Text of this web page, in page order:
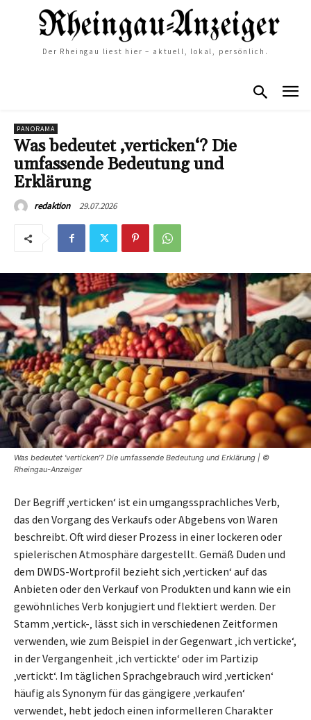
Der Rheingau liest hier – aktuell, lokal, persönlich.
PANORAMA
Was bedeutet ‚verticken‘? Die
umfassende Bedeutung und
Erklärung
redaktion 29.07.2026
Was bedeutet 'verticken'? Die umfassende Bedeutung und Erklärung | ©
Rheingau-Anzeiger
Der Begriff ‚verticken‘ ist ein umgangssprachliches Verb,
das den Vorgang des Verkaufs oder Abgebens von Waren
beschreibt. Oft wird dieser Prozess in einer lockeren oder
spielerischen Atmosphäre dargestellt. Gemäß Duden und
dem DWDS-Wortprofil bezieht sich ‚verticken‘ auf das
Anbieten oder den Verkauf von Produkten und kann wie ein
gewöhnliches Verb konjugiert und flektiert werden. Der
Stamm ‚vertick-‚ lässt sich in verschiedenen Zeitformen
verwenden, wie zum Beispiel in der Gegenwart ‚ich verticke‘,
in der Vergangenheit ‚ich vertickte‘ oder im Partizip
‚vertickt‘. Im täglichen Sprachgebrauch wird ‚verticken‘
häufig als Synonym für das gängigere ‚verkaufen‘
verwendet, hebt jedoch einen informelleren Charakter